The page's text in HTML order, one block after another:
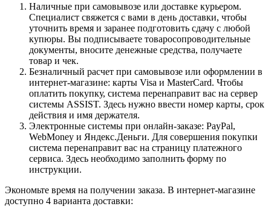
Наличные при самовывозе или доставке курьером.
Специалист свяжется с вами в день доставки, чтобы
уточнить время и заранее подготовить сдачу с любой
купюры. Вы подписываете товаросопроводительные
документы, вносите денежные средства, получаете
товар и чек.
Безналичный расчет при самовывозе или оформлении в
интернет-магазине: карты Visa и MasterCard. Чтобы
оплатить покупку, система перенаправит вас на сервер
системы ASSIST. Здесь нужно ввести номер карты, срок
действия и имя держателя.
Электронные системы при онлайн-заказе: PayPal,
WebMoney и Яндекс.Деньги. Для совершения покупки
система перенаправит вас на страницу платежного
сервиса. Здесь необходимо заполнить форму по
инструкции.
Экономьте время на получении заказа. В интернет-магазине
доступно 4 варианта доставки: